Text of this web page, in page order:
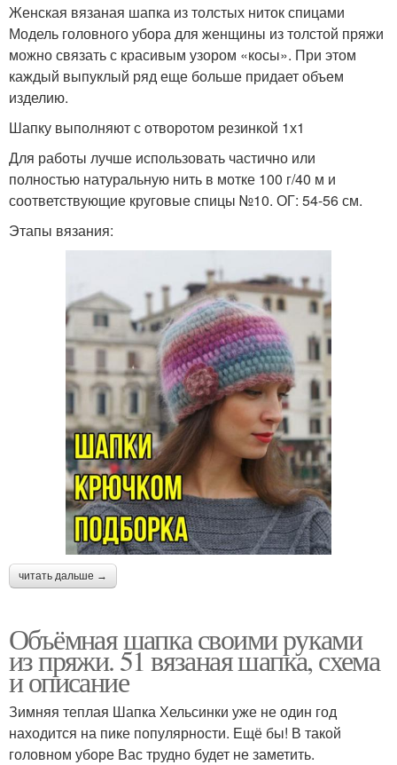
Женская вязаная шапка из толстых ниток спицами
Модель головного убора для женщины из толстой пряжи
можно связать с красивым узором «косы». При этом
каждый выпуклый ряд еще больше придает объем
изделию.
Шапку выполняют с отворотом резинкой 1х1
Для работы лучше использовать частично или
полностью натуральную нить в мотке 100 г/40 м и
соответствующие круговые спицы №10. ОГ: 54-56 см.
Этапы вязания:
читать дальше →
Объёмная шапка своими руками
из пряжи. 51 вязаная шапка, схема
и описание
Зимняя теплая Шапка Хельсинки уже не один год
находится на пике популярности. Ещё бы! В такой
головном уборе Вас трудно будет не заметить.